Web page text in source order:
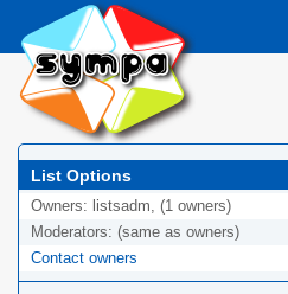
List Options
Owners: listsadm, (1 owners)
Moderators: (same as owners)
Contact owners